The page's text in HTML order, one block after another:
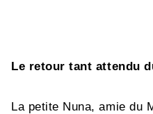
Le retour tant attendu
La petite Nuna, amie du